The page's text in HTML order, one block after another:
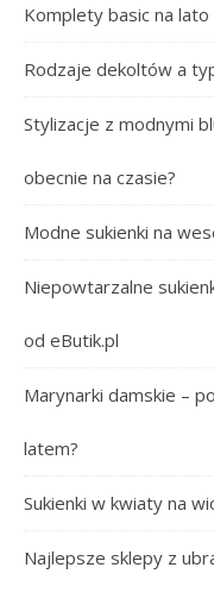
Komplety basic na
Rodzaje dekoltów a
Stylizacje z modnymi
obecnie na czasie?
Modne sukienki na
Niepowtarzalne
od eButik.pl
Marynarki damskie –
latem?
Sukienki w kwiaty na
Najlepsze sklepy z